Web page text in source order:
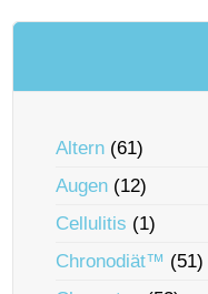
Altern (61)
Augen (12)
Cellulitis (1)
Chronodiät™ (51)